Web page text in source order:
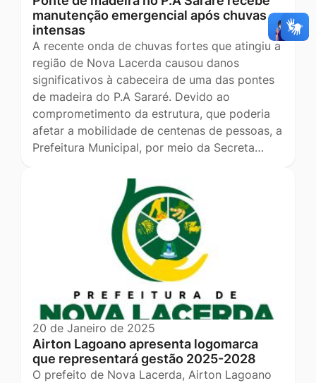
manutenção emergencial após chuvas
intensas
A recente onda de chuvas fortes que atingiu a
região de Nova Lacerda causou danos
significativos à cabeceira de uma das pontes
de madeira do P.A Sararé. Devido ao
comprometimento da estrutura, que poderia
afetar a mobilidade de centenas de pessoas, a
Prefeitura Municipal, por meio da Secreta…
20 de Janeiro de 2025
Airton Lagoano apresenta logomarca
que representará gestão 2025-2028
O prefeito de Nova Lacerda, Airton Lagoano